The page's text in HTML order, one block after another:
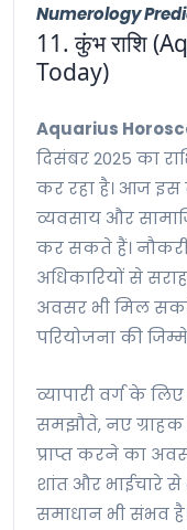
Numerology
11. कुंभ राशि
Today)
Aquarius
दिसंबर 2025 का
कर रहा है। आज
व्यवसाय और
कर सकते हैं।
अधिकारियों से
अवसर भी मिल
परियोजना की
व्यापारी वर्ग के
समझौते, नए ग्राहक
प्राप्त करने का
शांत और भाईचारे से
समाधान भी संभव है।